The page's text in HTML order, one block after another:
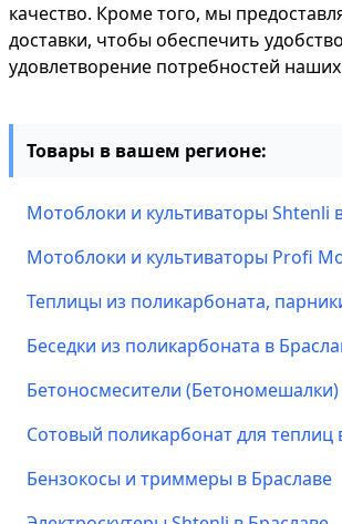
качество. Кроме того, мы
доставки, чтобы обеспечить
удовлетворение потребностей
Товары в вашем регионе:
Мотоблоки и культиваторы Shtenli
Мотоблоки и культиваторы Profi
Теплицы из поликарбоната,
Беседки из поликарбоната в
Бетоносмесители (Бетономешалки)
Сотовый поликарбонат для теплиц
Бензокосы и триммеры в Браславе